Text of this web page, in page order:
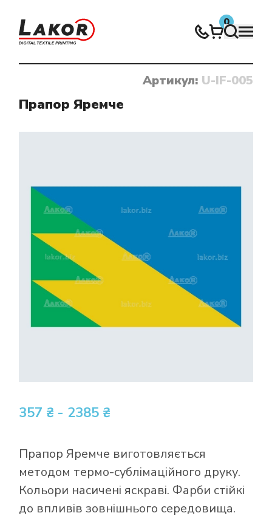
0
Нічого не знайдено
Артикул: U-IF-005
Прапор Яремче
357 ₴ - 2385 ₴
Прапор Яремче виготовляється
методом термо-сублімаційного друку.
Кольори насичені яскраві. Фарби стійкі
до впливів зовнішнього середовища.